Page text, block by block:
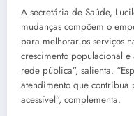
A secretária de Saúde,
mudanças compõem o
para melhorar os serviços
crescimento populacional
rede pública”, salienta.
atendimento que contribua
acessível”, complementa.